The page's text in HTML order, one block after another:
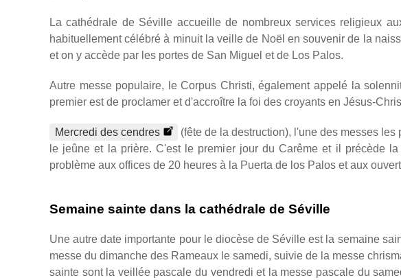
La cathédrale de Séville accueille de nombreux services religieux
habituellement célébré à minuit la veille de Noël en souvenir de la
et on y accède par les portes de San Miguel et de Los Palos.
Autre messe populaire, le Corpus Christi, également appelé la
premier est de proclamer et d'accroître la foi des croyants en Jésus-
Mercredi des cendres
(fête de la destruction), l'une des messes
le jeûne et la prière. C'est le premier jour du Carême et il précède
problème aux offices de 20 heures à la Puerta de los Palos et aux
Semaine sainte dans la cathédrale de Séville
Une autre date importante pour le diocèse de Séville est la semaine
messe du dimanche des Rameaux le samedi, suivie de la messe
sainte sont la veillée pascale du vendredi et la messe pascale du